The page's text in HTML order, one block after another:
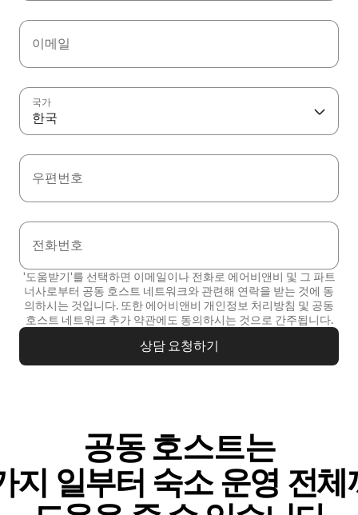
이메일
국가
한국
우편번호
전화번호
'도움받기'를 선택하면 이메일이나 전화로 에어비앤비 및 그 파트
너사로부터 공동 호스트 네트워크와 관련해 연락을 받는 것에 동
의하시는 것입니다. 또한 에어비앤비 개인정보 처리방침 및 공동
호스트 네트워크 추가 약관에도 동의하시는 것으로 간주됩니다.
상담 요청하기
공동 호스트는
지 일⁠부⁠터 숙⁠소 운⁠영 전⁠체⁠